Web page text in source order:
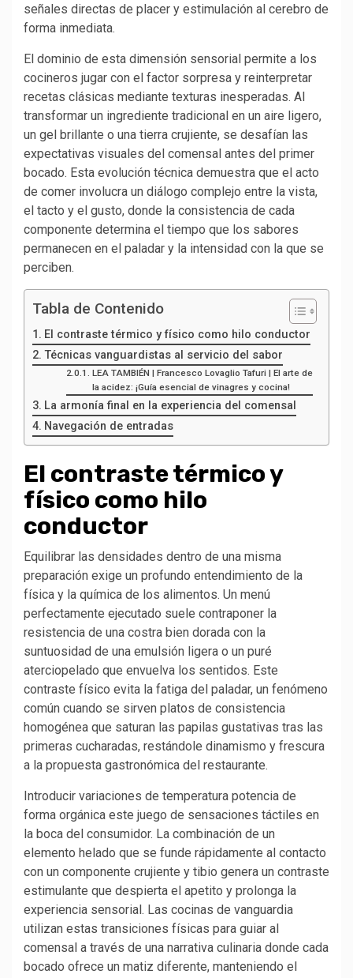
señales directas de placer y estimulación al cerebro de
forma inmediata.
El dominio de esta dimensión sensorial permite a los
cocineros jugar con el factor sorpresa y reinterpretar
recetas clásicas mediante texturas inesperadas. Al
transformar un ingrediente tradicional en un aire ligero,
un gel brillante o una tierra crujiente, se desafían las
expectativas visuales del comensal antes del primer
bocado. Esta evolución técnica demuestra que el acto
de comer involucra un diálogo complejo entre la vista,
el tacto y el gusto, donde la consistencia de cada
componente determina el tiempo que los sabores
permanecen en el paladar y la intensidad con la que se
perciben.
Tabla de Contenido
El contraste térmico y físico como hilo conductor
Técnicas vanguardistas al servicio del sabor
LEA TAMBIÉN | Francesco Lovaglio Tafuri | El arte de
la acidez: ¡Guía esencial de vinagres y cocina!
La armonía final en la experiencia del comensal
Navegación de entradas
El contraste térmico y
físico como hilo
conductor
Equilibrar las densidades dentro de una misma
preparación exige un profundo entendimiento de la
física y la química de los alimentos. Un menú
perfectamente ejecutado suele contraponer la
resistencia de una costra bien dorada con la
suntuosidad de una emulsión ligera o un puré
aterciopelado que envuelva los sentidos. Este
contraste físico evita la fatiga del paladar, un fenómeno
común cuando se sirven platos de consistencia
homogénea que saturan las papilas gustativas tras las
primeras cucharadas, restándole dinamismo y frescura
a la propuesta gastronómica del restaurante.
Introducir variaciones de temperatura potencia de
forma orgánica este juego de sensaciones táctiles en
la boca del consumidor. La combinación de un
elemento helado que se funde rápidamente al contacto
con un componente crujiente y tibio genera un contraste
estimulante que despierta el apetito y prolonga la
experiencia sensorial. Las cocinas de vanguardia
utilizan estas transiciones físicas para guiar al
comensal a través de una narrativa culinaria donde cada
bocado ofrece un matiz diferente, manteniendo el